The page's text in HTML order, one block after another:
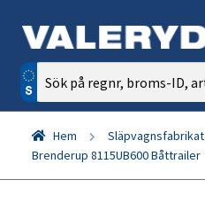
Sök
efter:
Hem Släpvagnsfabrikat
Brenderup 8115UB600 Båttrailer